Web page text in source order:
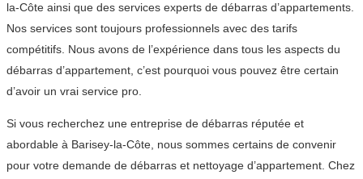
la-Côte ainsi que des services experts de débarras d’appartements.
Nos services sont toujours professionnels avec des tarifs
compétitifs. Nous avons de l’expérience dans tous les aspects du
débarras d’appartement, c’est pourquoi vous pouvez être certain
d’avoir un vrai service pro.
Si vous recherchez une entreprise de débarras réputée et
abordable à Barisey-la-Côte, nous sommes certains de convenir
pour votre demande de débarras et nettoyage d’appartement. Chez